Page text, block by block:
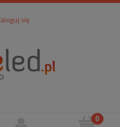
się